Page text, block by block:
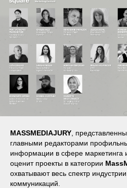
MASSMEDIAJURY ,
главными редакторами
информации в сфере маркетинга
оценит проекты в категории
охватывают весь спектр
коммуникаций.